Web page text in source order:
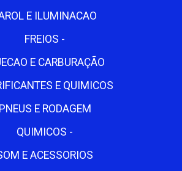
E ILUMINACAO
FREIOS -
E CARBURAÇÃO
E QUIMICOS
PNEUS E RODAGEM
QUIMICOS -
E ACESSORIOS